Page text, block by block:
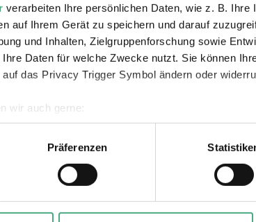
verarbeiten Ihre persönlichen Daten, wie z. B. Ihre
auf Ihrem Gerät zu speichern und darauf
und Inhalten, Zielgruppenforschung sowie
Daten für welche Zwecke nutzt. Sie können
das Privacy Trigger Symbol ändern oder
wir auch gerne:
Lage erfassen, welche bis auf einige
nach bestimmten Merkmalen
Ihre persönlichen Daten verarbeitet werden, und
um Inhalte und Anzeigen zu personalisieren,
Präferenzen
Verlinkungen